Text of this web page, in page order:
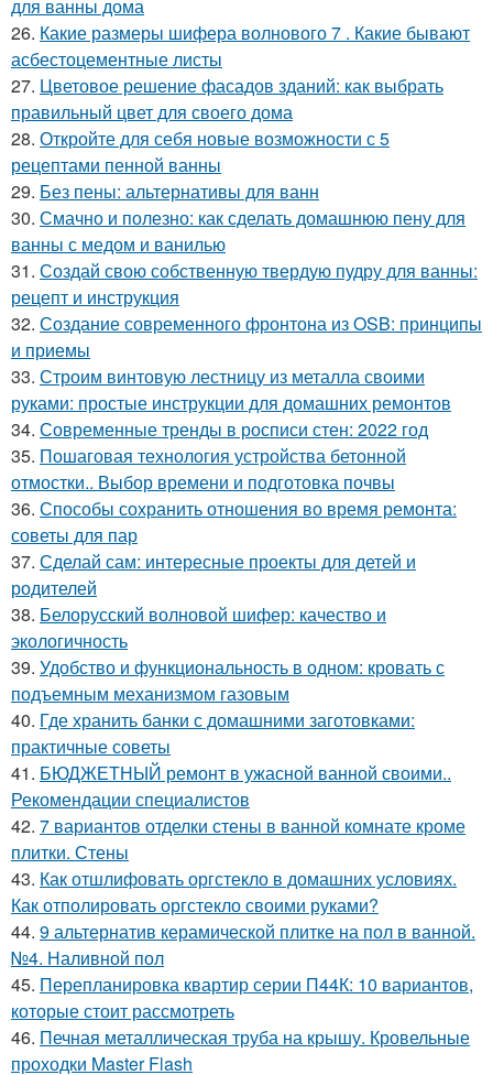
для ванны дома
26. Какие размеры шифера волнового 7 . Какие бывают
асбестоцементные листы
27. Цветовое решение фасадов зданий: как выбрать
правильный цвет для своего дома
28. Откройте для себя новые возможности с 5
рецептами пенной ванны
29. Без пены: альтернативы для ванн
30. Смачно и полезно: как сделать домашнюю пену для
ванны с медом и ванилью
31. Создай свою собственную твердую пудру для ванны:
рецепт и инструкция
32. Создание современного фронтона из OSB: принципы
и приемы
33. Строим винтовую лестницу из металла своими
руками: простые инструкции для домашних ремонтов
34. Современные тренды в росписи стен: 2022 год
35. Пошаговая технология устройства бетонной
отмостки.. Выбор времени и подготовка почвы
36. Способы сохранить отношения во время ремонта:
советы для пар
37. Сделай сам: интересные проекты для детей и
родителей
38. Белорусский волновой шифер: качество и
экологичность
39. Удобство и функциональность в одном: кровать с
подъемным механизмом газовым
40. Где хранить банки с домашними заготовками:
практичные советы
41. БЮДЖЕТНЫЙ ремонт в ужасной ванной своими..
Рекомендации специалистов
42. 7 вариантов отделки стены в ванной комнате кроме
плитки. Стены
43. Как отшлифовать оргстекло в домашних условиях.
Как отполировать оргстекло своими руками?
44. 9 альтернатив керамической плитке на пол в ванной.
№4. Наливной пол
45. Перепланировка квартир серии П44К: 10 вариантов,
которые стоит рассмотреть
46. Печная металлическая труба на крышу. Кровельные
проходки Master Flash